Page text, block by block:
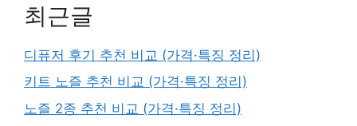
최근글
디퓨저 후기 추천 비교 (가격·특징 정리)
키트 노즐 추천 비교 (가격·특징 정리)
노즐 2종 추천 비교 (가격·특징 정리)